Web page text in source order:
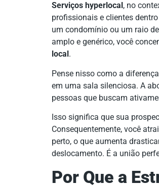
Serviços hyperlocal , no
profissionais e clientes
um condomínio ou um raio
amplo e genérico, você
local .
Pense nisso como a
em uma sala silenciosa. A
pessoas que buscam
Isso significa que sua
Consequentemente, você
perto, o que aumenta
deslocamento. É a união
Por Que a